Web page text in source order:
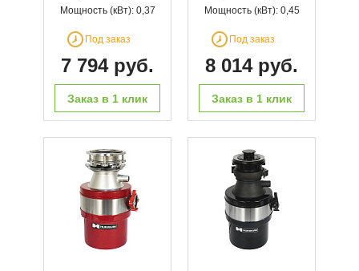
Мощность (кВт): 0,37
Под заказ
7 794 руб.
Заказ в 1 клик
Мощность (кВт): 0,45
Под заказ
8 014 руб.
Заказ в 1 клик